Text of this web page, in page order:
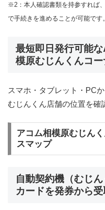
※2：本人確認書類を持参すれば
で手続きを進めることが可能です。
最短即日発行可能
模原むじんくんコ
スマホ・タブレット・PC
むじんくん店舗の位置を確
アコム相模原むじん
スマップ
自動契約機（むじ
カードを発券から